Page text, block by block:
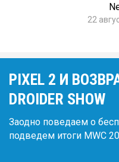
22
PIXEL 2 И
DROIDER SHOW
Заодно поведаем о
подведем итоги MWC